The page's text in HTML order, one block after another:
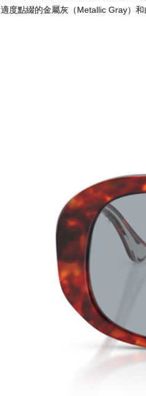
適度點綴的金屬灰（Metallic Gray）